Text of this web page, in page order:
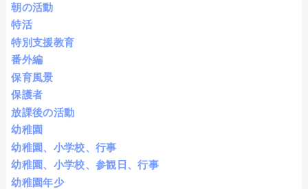
朝の活動
特活
特別支援教育
番外編
保育風景
保護者
放課後の活動
幼稚園
幼稚園、小学校、行事
幼稚園、小学校、参観日、行事
幼稚園年少